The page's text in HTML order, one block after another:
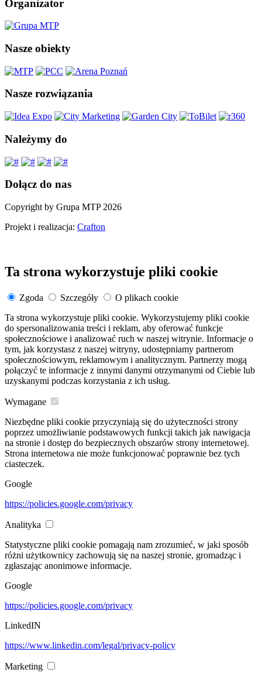
Organizator
Nasze obiekty
Nasze rozwiązania
Należymy do
Dołącz do nas
Copyright by Grupa MTP 2026
Projekt i realizacja: Crafton
Ta strona wykorzystuje pliki cookie
Zgoda Szczegóły
O plikach cookie
Ta strona wykorzystuje pliki cookie. Wykorzystujemy pliki cookie
do spersonalizowania treści i reklam, aby oferować funkcje
społecznościowe i analizować ruch w naszej witrynie. Informacje o
tym, jak korzystasz z naszej witryny, udostępniamy partnerom
społecznościowym, reklamowym i analitycznym. Partnerzy mogą
połączyć te informacje z innymi danymi otrzymanymi od Ciebie lub
uzyskanymi podczas korzystania z ich usług.
Wymagane
Niezbędne pliki cookie przyczyniają się do użyteczności strony
poprzez umożliwianie podstawowych funkcji takich jak nawigacja
na stronie i dostęp do bezpiecznych obszarów strony internetowej.
Strona internetowa nie może funkcjonować poprawnie bez tych
ciasteczek.
Google
https://policies.google.com/privacy
Analityka
Statystyczne pliki cookie pomagają nam zrozumieć, w jaki sposób
różni użytkownicy zachowują się na naszej stronie, gromadząc i
zgłaszając anonimowe informacje.
Google
https://policies.google.com/privacy
LinkedIN
https://www.linkedin.com/legal/privacy-policy
Marketing